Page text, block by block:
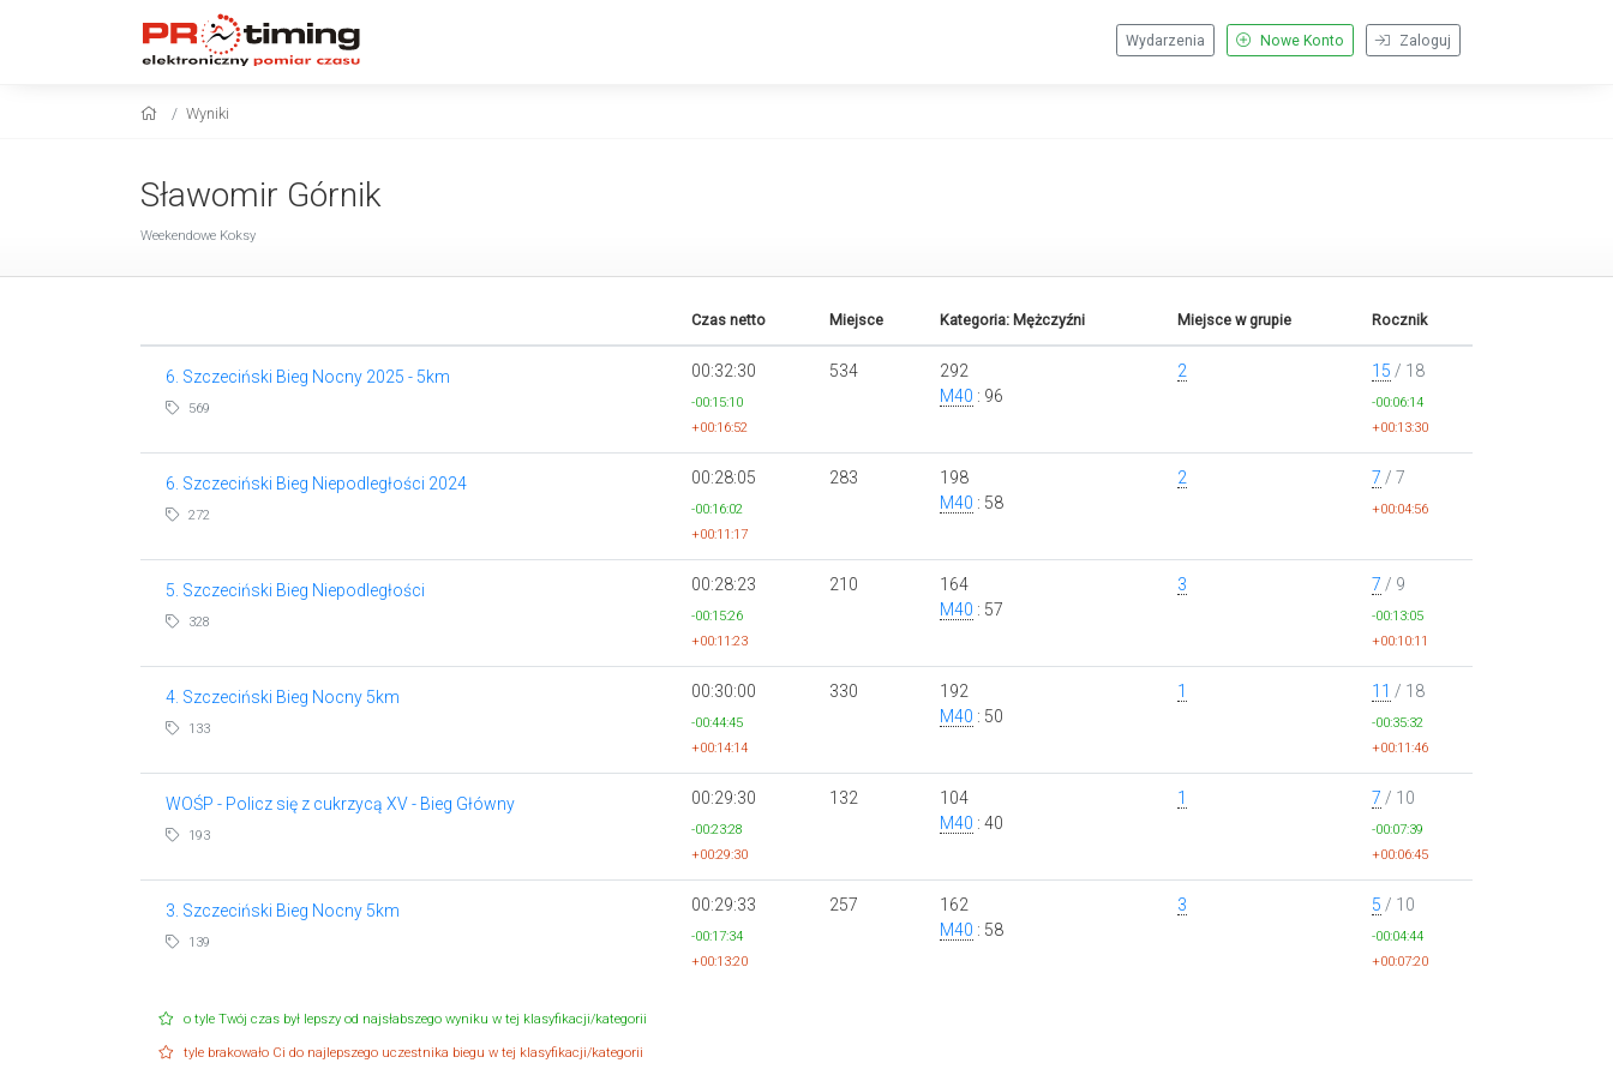
Zaloguj
Nowe Konto
Wydarzenia
Wyniki
Sławomir Górnik
Weekendowe Koksy
Czas netto Miejsce Kategoria: Mężczyźni Miejsce w grupie Rocznik
6. Szczeciński Bieg Nocny 2025 - 5km
569
00:32:30
-00:15:10
+00:16:52
534
292
M40 : 96
2 15 / 18
-00:06:14
+00:13:30
6. Szczeciński Bieg Niepodległości 2024
272
00:28:05
-00:16:02
+00:11:17
283
198
M40 : 58
2 7 / 7
+00:04:56
5. Szczeciński Bieg Niepodległości
328
00:28:23
-00:15:26
+00:11:23
210
164
M40 : 57
3 7 / 9
-00:13:05
+00:10:11
4. Szczeciński Bieg Nocny 5km
133
00:30:00
-00:44:45
+00:14:14
330
192
M40 : 50
1 11 / 18
-00:35:32
+00:11:46
WOŚP - Policz się z cukrzycą XV - Bieg Główny
193
00:29:30
-00:23:28
+00:29:30
132
104
M40 : 40
1 7 / 10
-00:07:39
+00:06:45
3. Szczeciński Bieg Nocny 5km
139
00:29:33
-00:17:34
+00:13:20
257
162
M40 : 58
3 5 / 10
-00:04:44
+00:07:20
o tyle Twój czas był lepszy od najsłabszego wyniku w tej klasyfikacji/kategorii
tyle brakowało Ci do najlepszego uczestnika biegu w tej klasyfikacji/kategorii